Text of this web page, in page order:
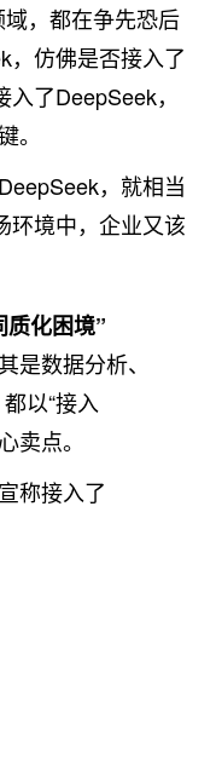
，都在争先恐后
，仿佛是否接入了
了DeepSeek，
。
，就相当
环境中，企业又该
化困境”
数据分析、
以“接入
卖点。
称接入了